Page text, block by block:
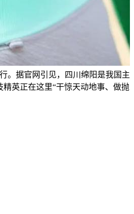
。据官网引见，四川绵阳是我国主
英正在这里“干惊天动地事、做抛